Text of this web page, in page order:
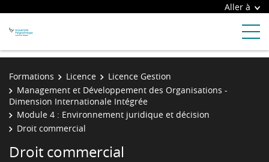
Aller à
Formations Licence
Licence Gestion
Management et Développement des Organisations -
Dimension Internationale Intégrée
Module 4 : Environnement juridique et décision
Droit commercial
Droit commercial